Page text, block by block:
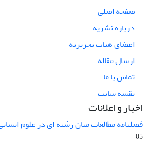
صفحه اصلی
درباره نشریه
اعضای هیات تحریریه
ارسال مقاله
تماس با ما
نقشه سایت
اخبار و اعلانات
فصلنامه مطالعات میان رشته ای در علوم
05